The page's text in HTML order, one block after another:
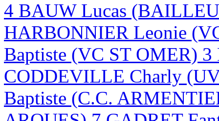
4 BAUW Lucas
HARBONNIER Leonie
Baptiste (VC ST OMER)
CODDEVILLE Charly
Baptiste (C.C.